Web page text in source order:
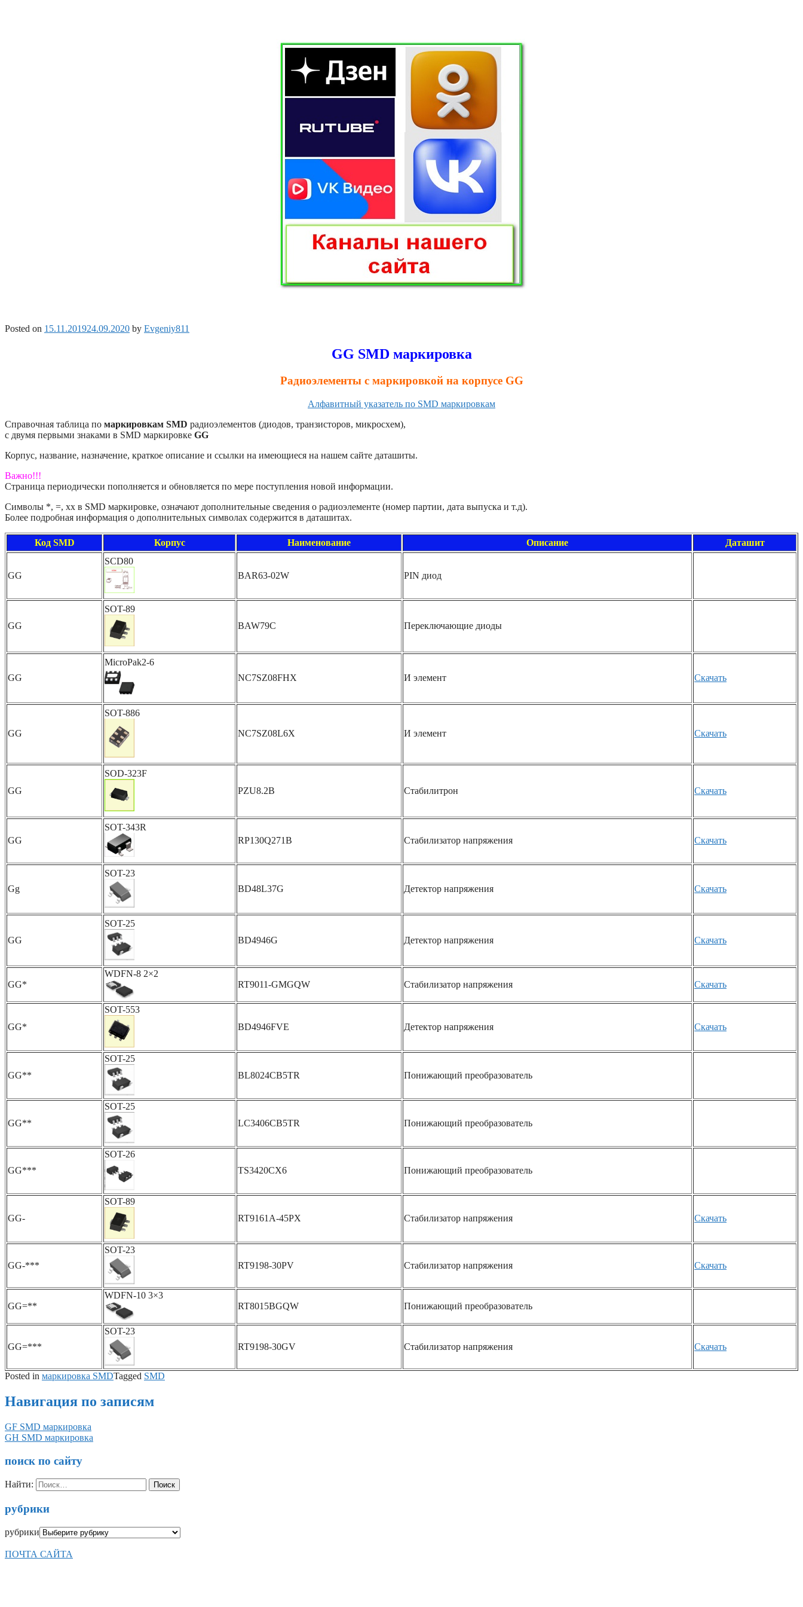
Posted on 15.11.201924.09.2020 by Evgeniy811
GG SMD маркировка
Радиоэлементы с маркировкой на корпусе GG
Алфавитный указатель по SMD маркировкам
Справочная таблица по маркировкам SMD радиоэлементов (диодов, транзисторов, микросхем),
с двумя первыми знаками в SMD маркировке GG
Корпус, название, назначение, краткое описание и ссылки на имеющиеся на нашем сайте даташиты.
Важно!!!
Страница периодически пополняется и обновляется по мере поступления новой информации.
Символы *, =, xx в SMD маркировке, означают дополнительные сведения о радиоэлементе (номер партии, дата выпуска и т.д).
Более подробная информация о дополнительных символах содержится в даташитах.
Код SMD Корпус Наименование Описание Даташит
GG
SCD80
BAR63-02W
PIN диод
GG
SOT-89
BAW79C
Переключающие диоды
GG
MicroPak2-6
NC7SZ08FHX
И элемент Скачать
GG
SOT-886
NC7SZ08L6X
И элемент Скачать
GG
SOD-323F
PZU8.2B
Стабилитрон Скачать
GG
SOT-343R
RP130Q271B
Стабилизатор напряжения Скачать
Gg
SOT-23
BD48L37G
Детектор напряжения Скачать
GG
SOT-25
BD4946G
Детектор напряжения Скачать
GG*
WDFN-8 2×2
RT9011-GMGQW
Стабилизатор напряжения Скачать
GG*
SOT-553
BD4946FVE
Детектор напряжения Скачать
GG**
SOT-25
BL8024CB5TR
Понижающий преобразователь
GG**
SOT-25
LC3406CB5TR
Понижающий преобразователь
GG***
SOT-26
TS3420CX6
Понижающий преобразователь
GG-
SOT-89
RT9161A-45PX
Стабилизатор напряжения Скачать
GG-***
SOT-23
RT9198-30PV
Стабилизатор напряжения Скачать
GG=**
WDFN-10 3×3
RT8015BGQW
Понижающий преобразователь
GG=***
SOT-23
RT9198-30GV
Стабилизатор напряжения Скачать
Posted in маркировка SMDTagged SMD
Навигация по записям
GF SMD маркировка
GH SMD маркировка
поиск по сайту
Найти:
рубрики
рубрики
ПОЧТА САЙТА